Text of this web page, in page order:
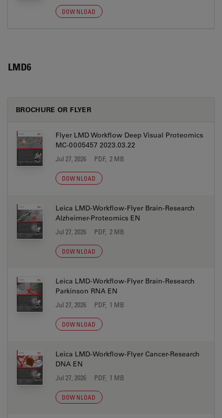
DOWNLOAD
LMD6
BROCHURE OR FLYER
Flyer LMD Workflow Deep Visual Proteomics
MC-0005457 2023.03.22
Jul 27, 2026 PDF, 2 MB
DOWNLOAD
Leica LMD-Workflow-Flyer Brain-Research
Alzheimer-Proteomics EN
Jul 27, 2026 PDF, 2 MB
DOWNLOAD
Leica LMD-Workflow-Flyer Brain-Research
Parkinson RNA EN
Jul 27, 2026 PDF, 1 MB
DOWNLOAD
Leica LMD-Workflow-Flyer Cancer-Research
DNA EN
Jul 27, 2026 PDF, 1 MB
DOWNLOAD